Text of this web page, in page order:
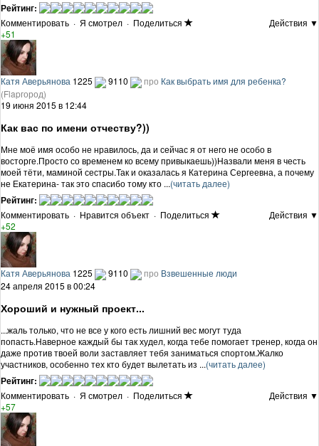
Рейтинг:
Комментировать · Я смотрел · Поделиться
Действия ▼
+51
Катя Аверьянова 1225 9110 про Как выбрать имя для ребенка?
(Flapгород)
19 июня 2015 в 12:44
Как вас по имени отчеству?))
Мне моё имя особо не нравилось, да и сейчас я от него не особо в
восторге.Просто со временем ко всему привыкаешь))Назвали меня в честь
моей тёти, маминой сестры.Так и оказалась я Катерина Сергеевна, а почему
не Екатерина- так это спасибо тому кто ...(читать далее)
Рейтинг:
Комментировать · Нравится объект · Поделиться
Действия ▼
+52
Катя Аверьянова 1225 9110 про Взвешенные люди
24 апреля 2015 в 00:24
Хороший и нужный проект...
...жаль только, что не все у кого есть лишний вес могут туда
попасть.Наверное каждый бы так худел, когда тебе помогает тренер, когда он
даже против твоей воли заставляет тебя заниматься спортом.Жалко
участников, особенно тех кто будет вылетать из ...(читать далее)
Рейтинг:
Комментировать · Я смотрел · Поделиться
Действия ▼
+57